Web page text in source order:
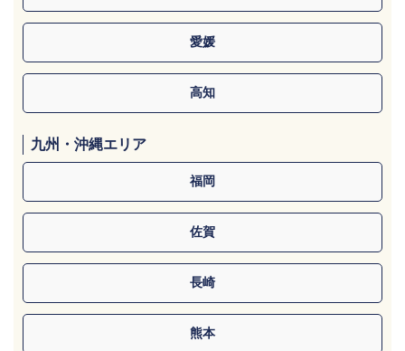
愛媛
高知
九州・沖縄エリア
福岡
佐賀
長崎
熊本